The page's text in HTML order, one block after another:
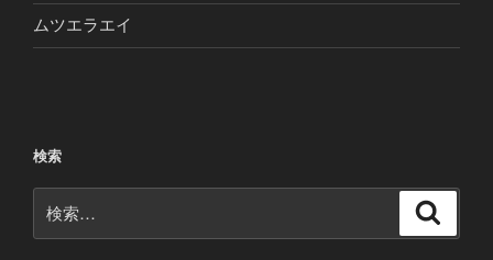
ムツエラエイ
検索
索: